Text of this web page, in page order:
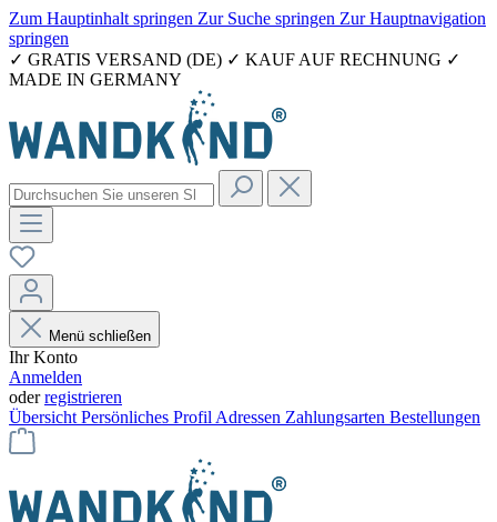
Zum Hauptinhalt springen Zur Suche springen Zur Hauptnavigation
springen
✓ GRATIS VERSAND (DE) ✓ KAUF AUF RECHNUNG ✓
MADE IN GERMANY
Menü schließen
Ihr Konto
Anmelden
oderregistrieren
Übersicht Persönliches Profil Adressen Zahlungsarten Bestellungen